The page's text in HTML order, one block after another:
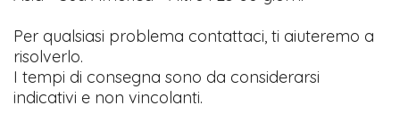
Per qualsiasi problema contattaci, ti aiuteremo a
risolverlo.
I tempi di consegna sono da considerarsi
indicativi e non vincolanti.